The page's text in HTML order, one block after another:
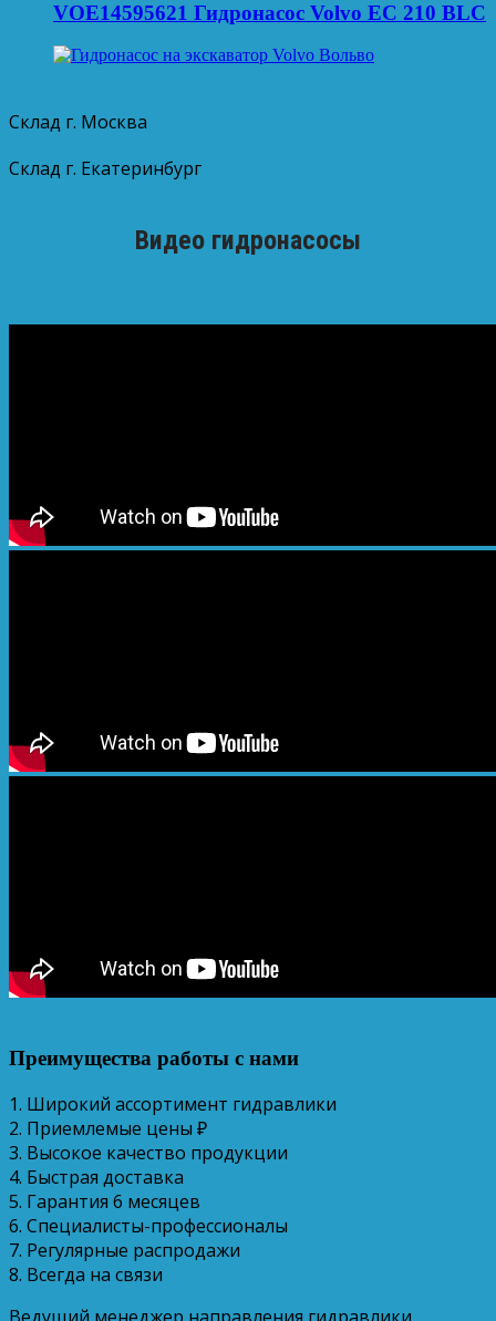
VOE14595621 Гидронасос Volvo EC 210 BLC
Склад г. Москва
Склад г. Екатеринбург
Видео гидронасосы
Преимущества работы с нами
1. Широкий ассортимент гидравлики
2. Приемлемые цены ₽
3. Высокое качество продукции
4. Быстрая доставка
5. Гарантия 6 месяцев
6. Специалисты-профессионалы
7. Регулярные распродажи
8. Всегда на связи